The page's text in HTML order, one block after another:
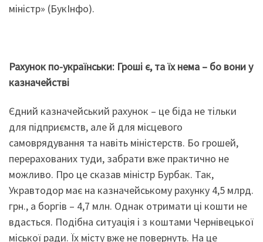
міністр» (БукІнфо).
Рахунок по-українськи: Гроші є, та їх нема – бо вони у
казначействі
Єдний казначейський рахунок – це біда не тільки
для підприємств, але й для місцевого
самоврядування та навіть міністерств. Бо грошей,
перерахованих туди, забрати вже практично не
можливо. Про це сказав міністр Бурбак. Так,
Укравтодор має на казначейському рахунку 4,5 млрд.
грн., а боргів – 4,7 млн. Однак отримати ці кошти не
вдасться. Подібна ситуація і з коштами Чернівецької
міської ради. Їх місту вже не повернуть. На це